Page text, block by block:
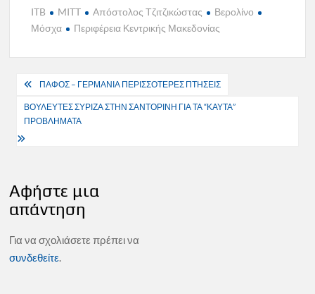
ITB MITT Απόστολος Τζιτζικώστας
Βερολίνο
Μόσχα
Περιφέρεια Κεντρικής Μακεδονίας
Πλοήγηση
άρθρων
ΠΑΦΟΣ – ΓΕΡΜΑΝΙΑ ΠΕΡΙΣΣΟΤΕΡΕΣ ΠΤΗΣΕΙΣ
ΒΟΥΛΕΥΤΕΣ ΣΥΡΙΖΑ ΣΤΗΝ ΣΑΝΤΟΡΙΝΗ ΓΙΑ ΤΑ “ΚΑΥΤΑ”
ΠΡΟΒΛΗΜΑΤΑ
Αφήστε μια
απάντηση
Για να σχολιάσετε πρέπει να
συνδεθείτε.